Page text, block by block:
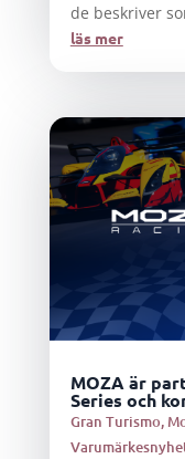
de beskriver
läs mer
MOZA är
Series och
Gran Turismo,